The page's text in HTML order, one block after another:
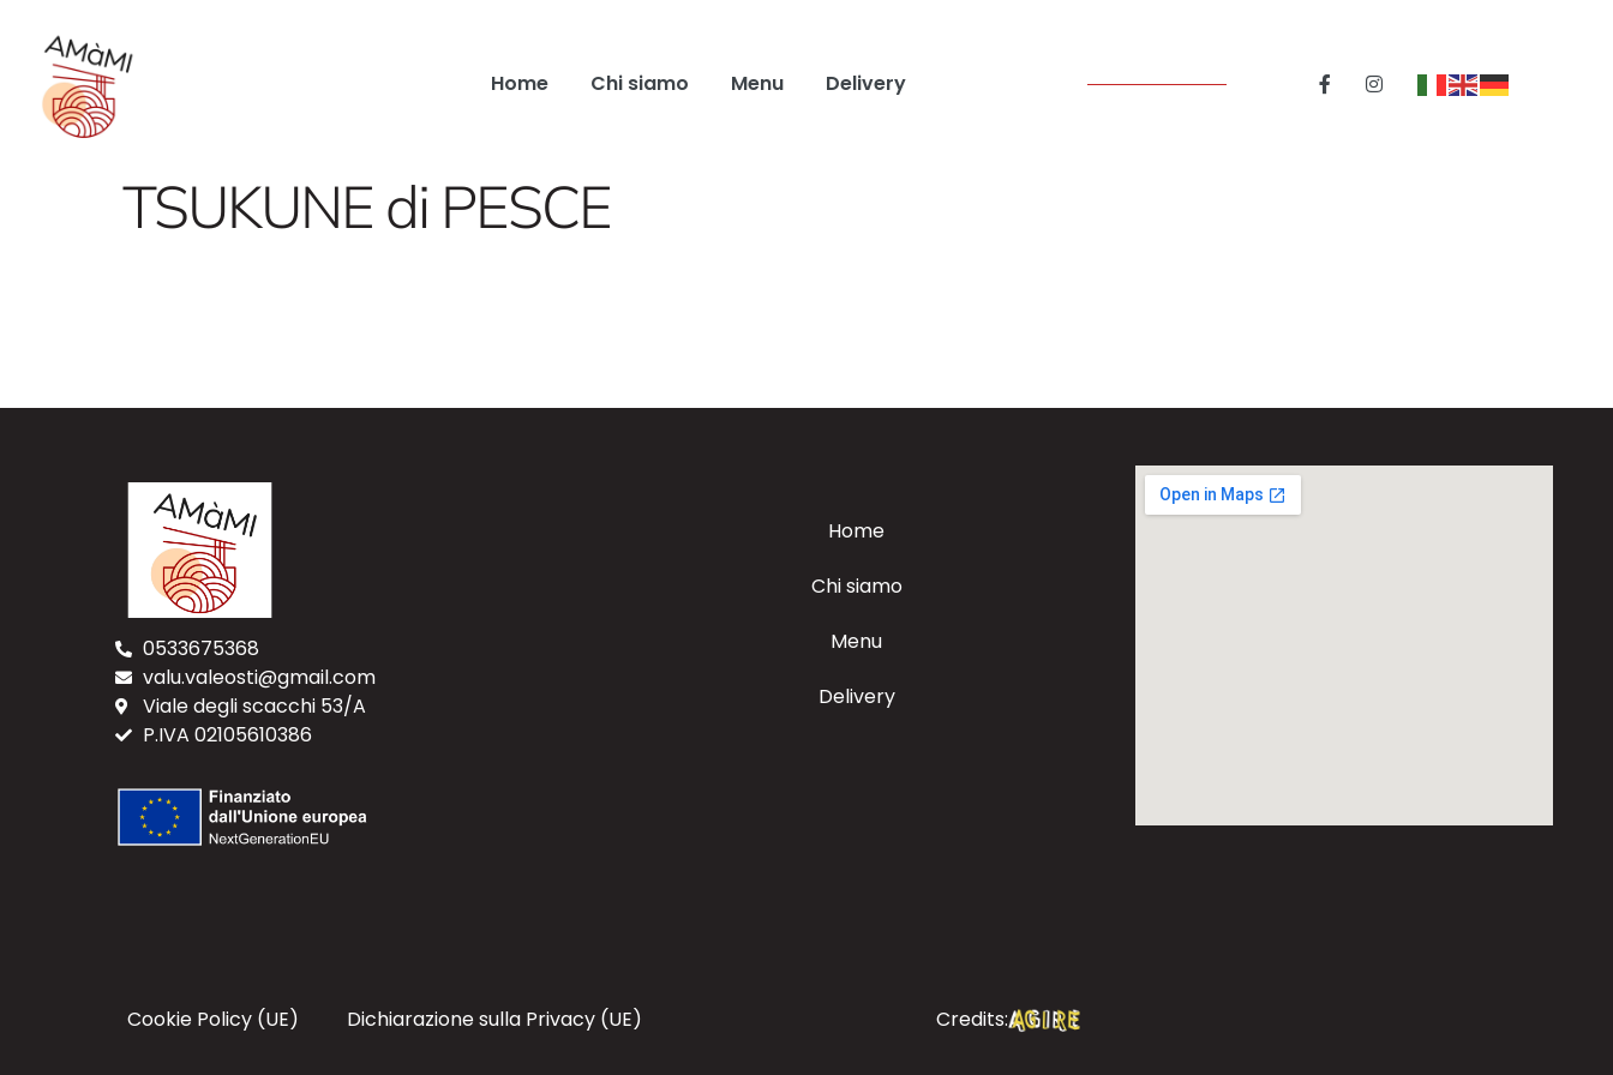
Home Chi siamo Menu Delivery
TSUKUNE di PESCE
0533675368
valu.valeosti@gmail.com
Viale degli scacchi 53/A
P.IVA 02105610386
Home
Chi siamo
Menu
Delivery
Cookie Policy (UE) Dichiarazione sulla Privacy (UE) Credits: